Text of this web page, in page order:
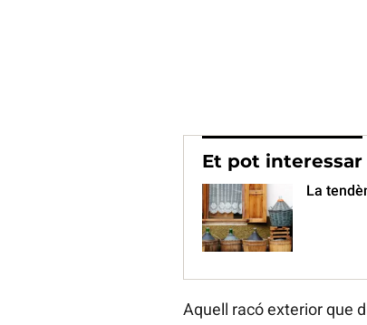
Et pot interessar
La
Aquell racó exterior que